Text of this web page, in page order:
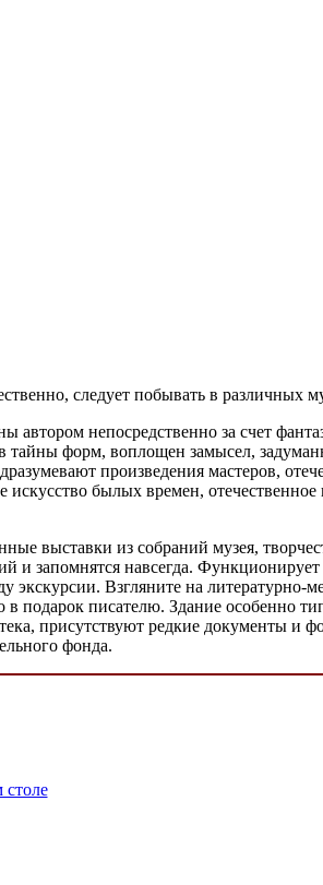
следует побывать в различных
автором непосредственно за счет
форм, воплощен замысел,
произведения мастеров,
былых времен,
выставки из собраний музея,
запомнятся навсегда.
экскурсии. Взгляните на
подарок писателю. Здание особенно
присутствуют редкие документы
фонда.